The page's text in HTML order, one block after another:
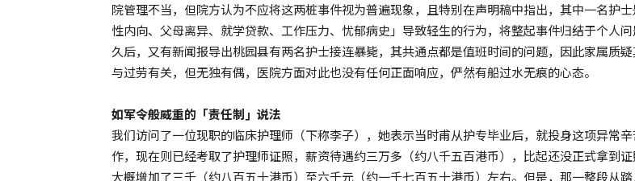
院管理不当，但院方认为不应将这两桩事件视为普遍现象，且特别在声明稿中指出，其中一名护
性内向、父母离异、就学贷款、工作压力、忧郁病史」导致轻生的行为，将整起事件归结于个人
久后，又有新闻报导出桃园县有两名护士接连暴毙，其共通点都是值班时间的问题，因此家属质
与过劳有关，但无独有偶，医院方面对此也没有任何正面响应，俨然有船过水无痕的心态。
如军令般威重的「责任制」说法
我们访问了一位现职的临床护理师（下称李子），她表示当时甫从护专毕业后，就投身这项异常
作，现在则已经考取了护理师证照，薪资待遇约三万多（约八千五百港币），比起还没正式拿到
大概增加了三千（约八百五十港币）至六千元（约一千七百五十港币）左右。但是，那一整段从